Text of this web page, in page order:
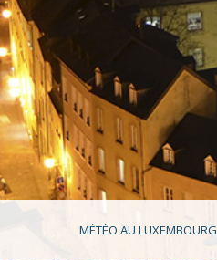
MÉTÉO AU LUXEMBOURG